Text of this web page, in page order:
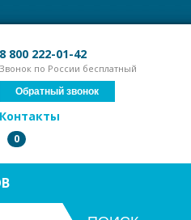
8 800 222-01-42
Звонок по России бесплатный
Обратный звонок
Контакты
0